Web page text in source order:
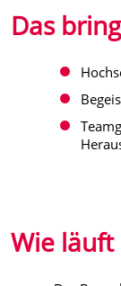
Das
Wie läuft